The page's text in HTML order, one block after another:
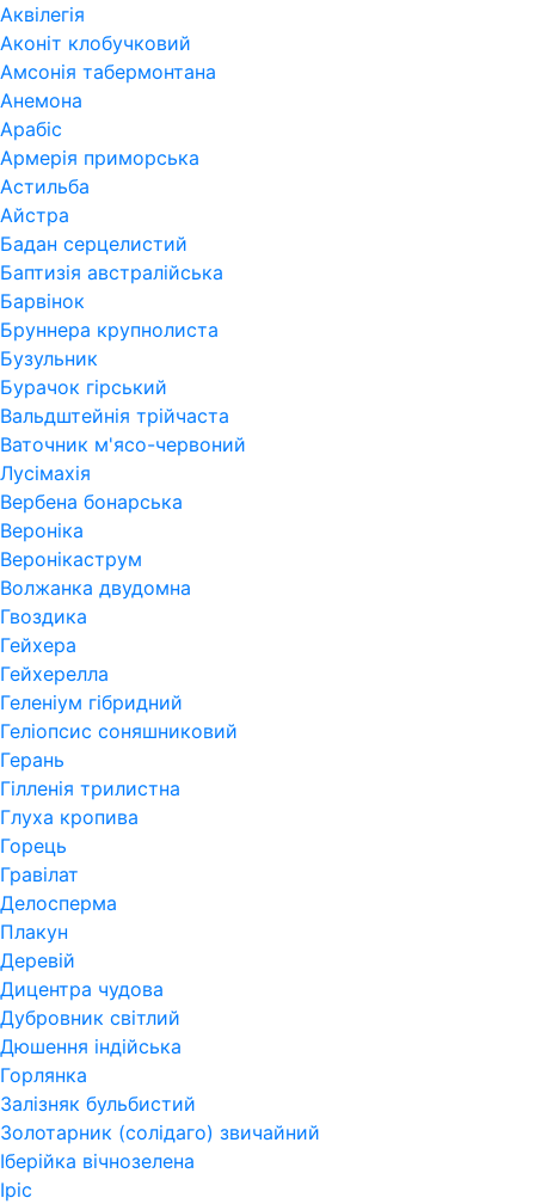
Аквілегія
Аконіт клобучковий
Амсонія табермонтана
Анемона
Арабіс
Армерія приморська
Астильба
Айстра
Бадан серцелистий
Баптизія австралійська
Барвінок
Бруннера крупнолиста
Бузульник
Бурачок гірський
Вальдштейнія трійчаста
Ваточник м'ясо-червоний
Лусімахія
Вербена бонарська
Вероніка
Веронікаструм
Волжанка двудомна
Гвоздика
Гейхера
Гейхерелла
Геленіум гібридний
Геліопсис соняшниковий
Герань
Гiлленiя трилистна
Глуха кропива
Горець
Гравілат
Делосперма
Плакун
Деревій
Дицентра чудова
Дубровник світлий
Дюшення індійська
Горлянка
Залізняк бульбистий
Золотарник (солідаго) звичайний
Іберійка вічнозелена
Іріс